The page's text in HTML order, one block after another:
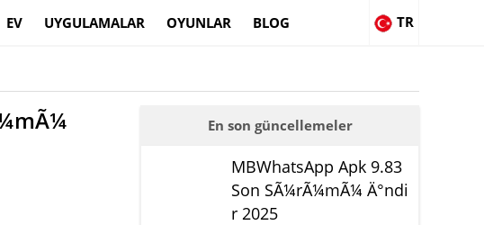
EV UYGULAMALAR OYUNLAR BLOG TR
En son güncellemeler
MBWhatsApp Apk 9.83
Son SÃ¼rÃ¼mÃ¼ Ä°ndi
r 2025